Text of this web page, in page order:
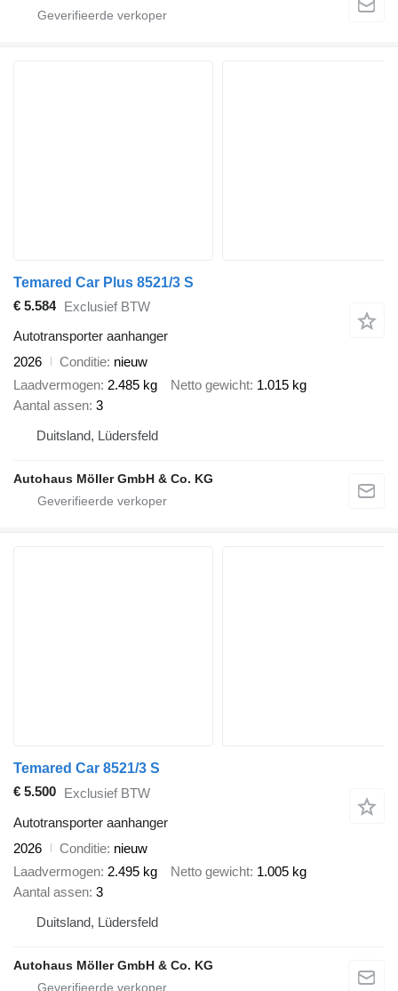
Temared Car Plus 8521/3 S
€ 5.584
Exclusief BTW
Autotransporter aanhanger
2026
Conditie nieuw
Laadvermogen 2.485 kg Netto gewicht 1.015 kg
Aantal assen 3
Duitsland, Lüdersfeld
Autohaus Möller GmbH & Co. KG
Temared Car 8521/3 S
€ 5.500 Exclusief BTW
Autotransporter aanhanger
2026
Conditie nieuw
Laadvermogen 2.495 kg Netto gewicht 1.005 kg
Aantal assen 3
Duitsland, Lüdersfeld
Autohaus Möller GmbH & Co. KG